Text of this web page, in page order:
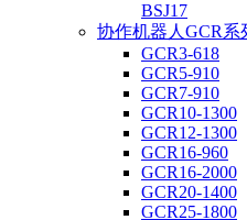
BSJ17
协作机器人GCR系
GCR3-618
GCR5-910
GCR7-910
GCR10-1300
GCR12-1300
GCR16-960
GCR16-2000
GCR20-1400
GCR25-1800